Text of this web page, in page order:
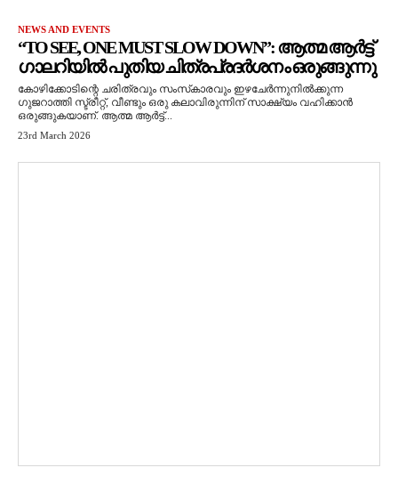
NEWS AND EVENTS
“TO SEE, ONE MUST SLOW DOWN”: ആത്മ ആർട്ട്
ഗാലറിയിൽ പുതിയ ചിത്രപ്രദർശനം ഒരുങ്ങുന്നു
കോഴിക്കോടിന്റെ ചരിത്രവും സംസ്‌കാരവും ഇഴചേർന്നുനിൽക്കുന്ന
ഗുജറാത്തി സ്ട്രീറ്റ്, വീണ്ടും ഒരു കലാവിരുന്നിന് സാക്ഷ്യം വഹിക്കാൻ
ഒരുങ്ങുകയാണ്. ആത്മ ആർട്ട്...
23rd March 2026